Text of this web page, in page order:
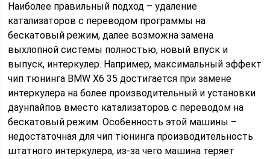
Наиболее правильный подход – удаление
катализаторов с переводом программы на
бескатовый режим, далее возможна замена
выхлопной системы полностью, новый впуск и
выпуск, интеркулер. Например, максимальный эффект
чип тюнинга BMW X6 35 достигается при замене
интеркулера на более производительный и установки
даунпайпов вместо катализаторов с переводом на
бескатовый режим. Особенность этой машины –
недостаточная для чип тюнинга производительность
штатного интеркулера, из-за чего машина теряет